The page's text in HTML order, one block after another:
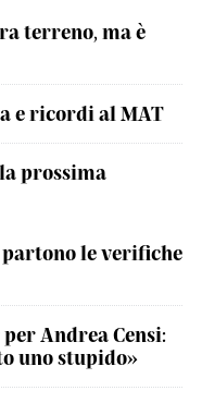
terreno, ma è
e ricordi al MAT
prossima
le verifiche
Andrea Censi:
uno stupido»